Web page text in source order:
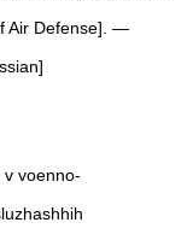
Air Defense]. —
v voenno-